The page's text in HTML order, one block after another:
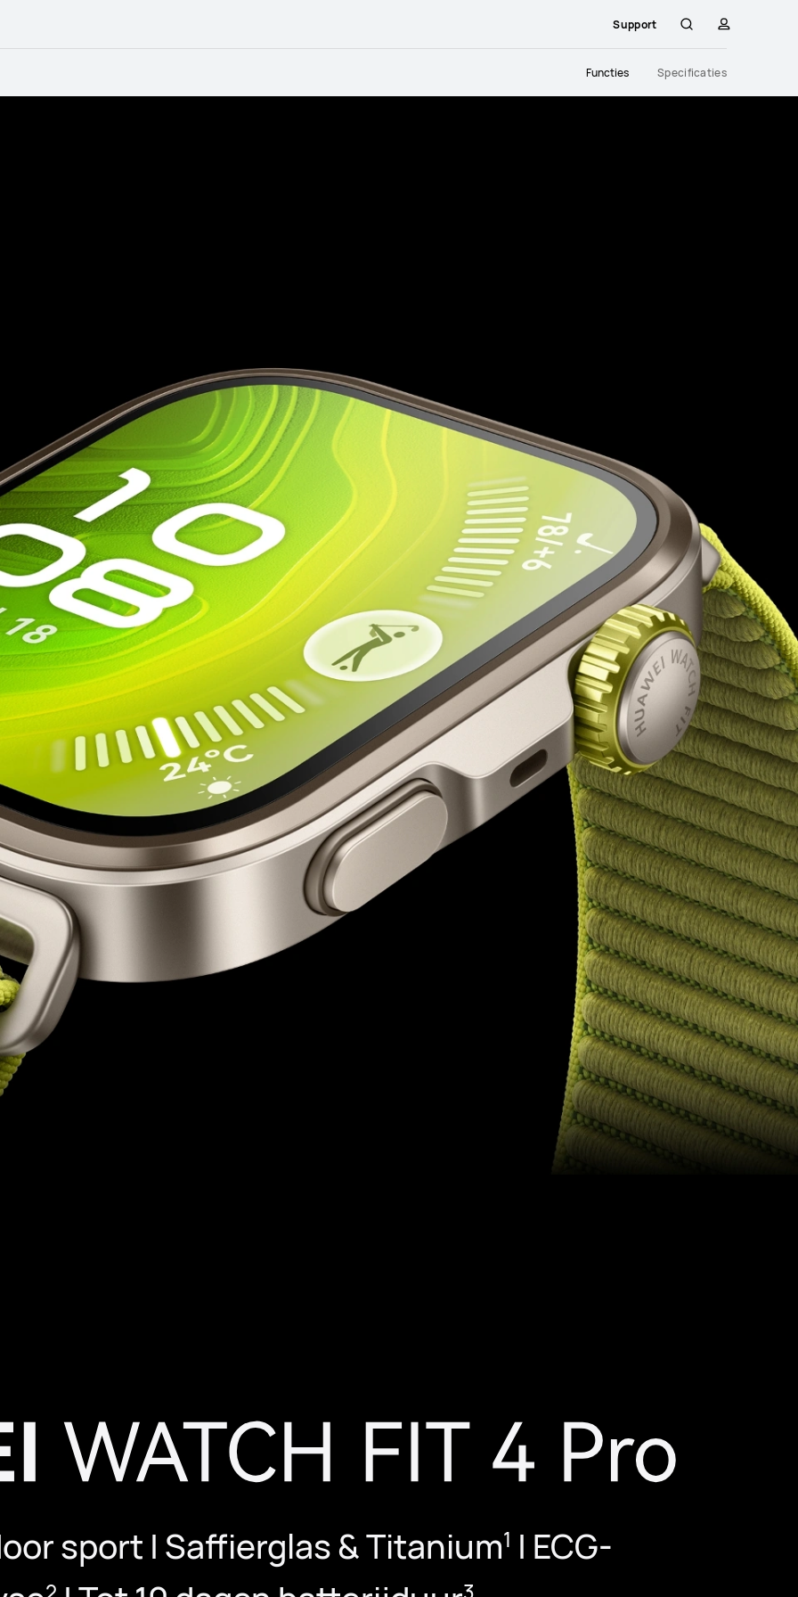
Support
Zoekenprofiel
Functies Specificaties
sport | Saffierglas & Titanium1 | ECG-
2 3